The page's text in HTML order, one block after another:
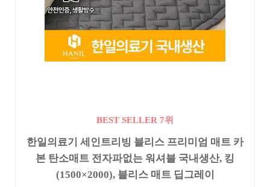
BEST SELLER 7위
한일의료기 세인트리빙 블리스 프리미엄 매트 카
본 탄소매트 전자파없는 워셔블 국내생산, 킹
(1500×2000), 블리스 매트 딥그레이